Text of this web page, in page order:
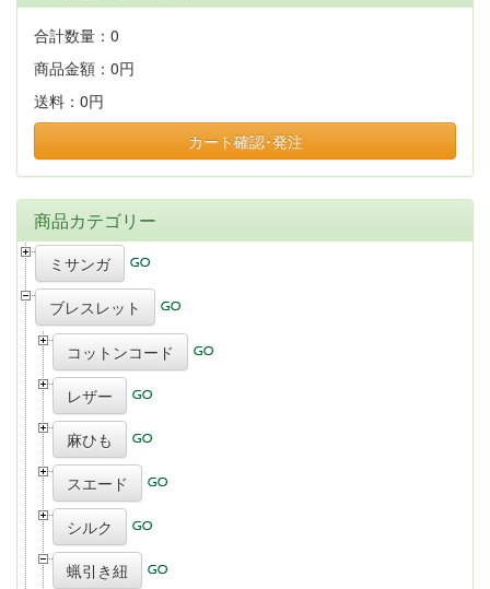
合計数量： 0
商品金額： 0円
送料： 0円
カート確認･発注
商品カテゴリー
ミサンガ
ブレスレット
コットンコード
レザー
麻ひも
スエード
シルク
蝋引き紐